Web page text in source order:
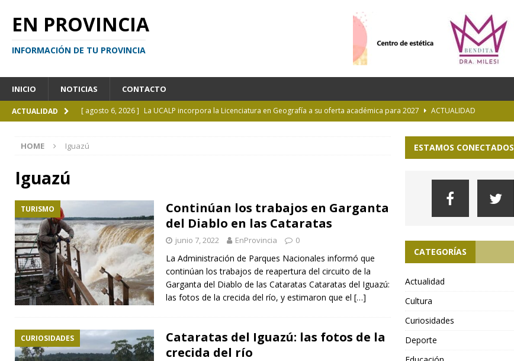
EN PROVINCIA
INFORMACIÓN DE TU PROVINCIA
INICIO NOTICIAS CONTACTO
ACTUALIDAD [ agosto 6, 2026 ] La UCALP incorpora la Licenciatura en Geografía a su oferta académica para 2027
ACTUALIDAD
CURIOSIDADES
Calendario de eventos turísticos en la Provincia hasta el 13 de agosto de 2026
HOME Iguazú
Iguazú
TURISMO
Continúan los trabajos en Garganta
del Diablo en las Cataratas
junio 7, 2022 EnProvincia 0
La Administración de Parques Nacionales informó que
continúan los trabajos de reapertura del circuito de la
Garganta del Diablo de las Cataratas Cataratas del Iguazú:
las fotos de la crecida del río, y estimaron que el […]
CURIOSIDADES
Cataratas del Iguazú: las fotos de la
crecida del río
ESTAMOS CONECTADOS
CATEGORÍAS
Actualidad
Cultura
Curiosidades
Deporte